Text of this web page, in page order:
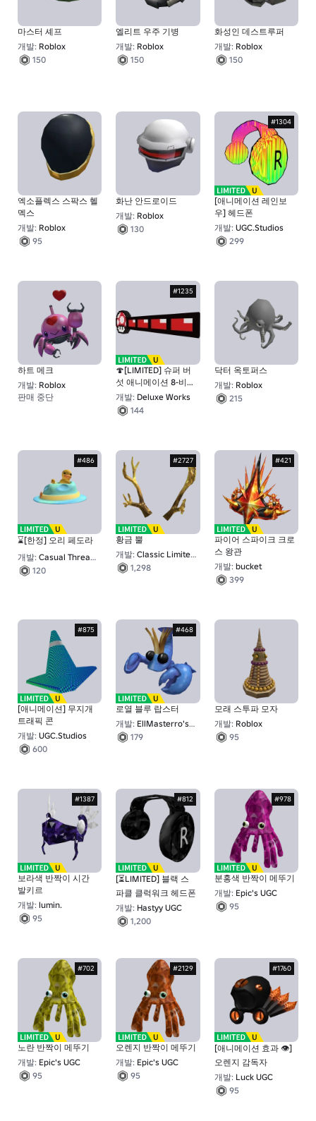
마스터 셰프
개발: Roblox
150
엘리트 우주 기병
개발: Roblox
150
화성인 데스트루퍼
개발: Roblox
150
엑소플렉스 스팍스 헬
멕스
개발: Roblox
95
화난 안드로이드
개발: Roblox
130
#1304
[애니메이션 레인보
우] 헤드폰
개발: UGC.Studios
299
하트 메크
개발: Roblox
판매 중단
1
#1235
🍄[LIMITED] 슈퍼 버
섯 애니메이션 8-비트
HP 바
개발: Deluxe Works
144
닥터 옥토퍼스
개발: Roblox
215
#486
⌛[한정] 오리 페도라
개발: Casual Threads
120
#2727
황금 뿔
개발: Classic Limiteds
1,298
#421
파이어 스파이크 크로
스 왕관
개발: bucket
399
#875
[애니메이션] 무지개
트래픽 콘
개발: UGC.Studios
600
#468
로열 블루 랍스터
개발: EllMasterro's forge
179
모래 스투파 모자
개발: Roblox
95
#1387
보라색 반짝이 시간
발키르
개발: lumin.
95
#812
[⏳LIMITED] 블랙 스
파클 클럭워크 헤드폰
개발: Hastyy UGC
1,200
#978
분홍색 반짝이 메뚜기
개발: Epic's UGC
95
#702
노란 반짝이 메뚜기
개발: Epic's UGC
95
#2129
오렌지 반짝이 메뚜기
개발: Epic's UGC
95
#1760
[애니메이션 효과 👁️]
오렌지 감독자
개발: Luck UGC
95